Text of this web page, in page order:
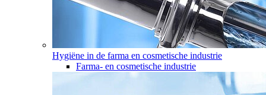
Hygiëne in de farma en cosmetische industrie
Farma- en cosmetische industrie